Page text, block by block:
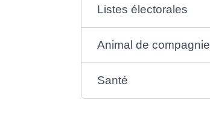
Listes électorales
Animal de compagnie
Santé